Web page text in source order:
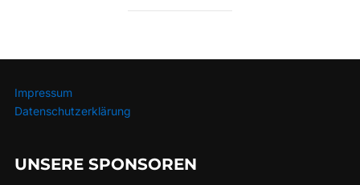
Impressum
Datenschutzerklärung
UNSERE SPONSOREN